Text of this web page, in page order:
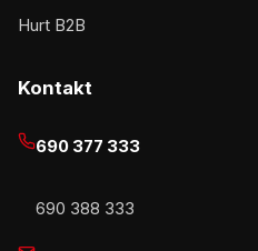
Hurt B2B
Kontakt
690 377 333
690 388 333